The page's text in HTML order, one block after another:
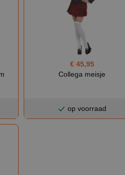
€ 45,95
Collega meisje
op voorraad